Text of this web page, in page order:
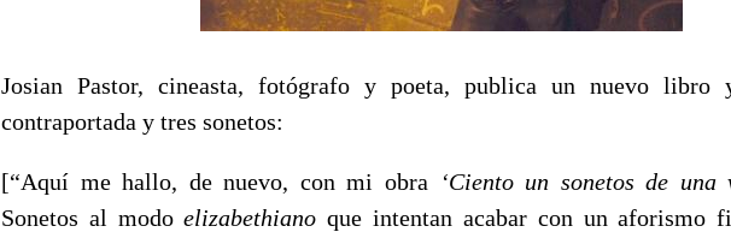
Josian Pastor, cineasta, fotógrafo y poeta, publica un nuevo
contraportada y tres sonetos:
[“Aquí me hallo, de nuevo, con mi obra
‘Ciento un sonetos de una
Sonetos al modoelizabethiano que intentan acabar con un aforismo